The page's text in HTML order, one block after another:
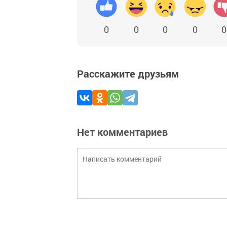
0 0 0 0 0
Расскажите друзьям
Нет комментариев